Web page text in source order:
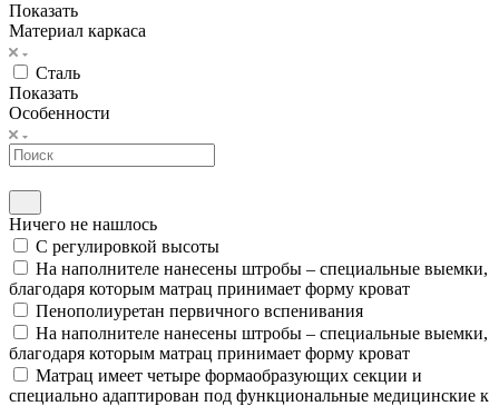
Показать
Материал каркаса
Сталь
Показать
Особенности
Ничего не нашлось
С регулировкой высоты
На наполнителе нанесены штробы – специальные выемки,
благодаря которым матрац принимает форму кроват
Пенополиуретан первичного вспенивания
На наполнителе нанесены штробы – специальные выемки,
благодаря которым матрац принимает форму кроват
Матрац имеет четыре формаобразующих секции и
специально адаптирован под функциональные медицинские к